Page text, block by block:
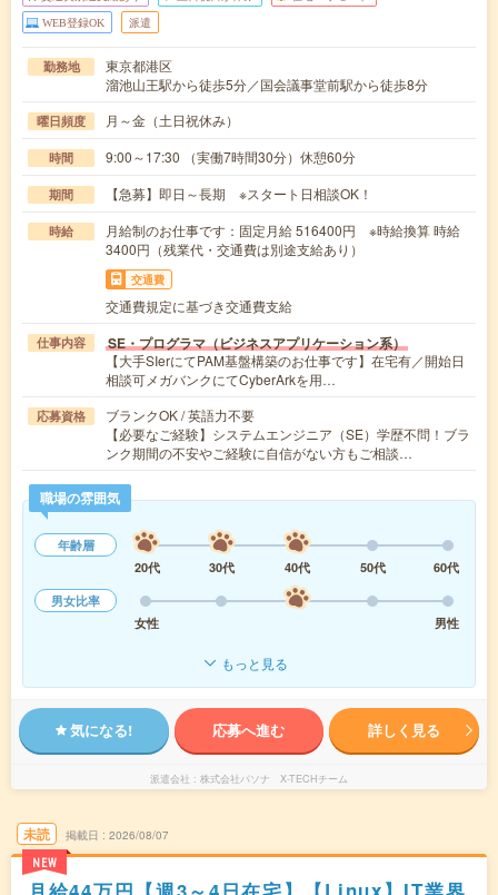
WEB登録OK 派遣
勤務地
東京都港区
溜池山王駅から徒歩5分／国会議事堂前駅から徒歩8分
曜日頻度 月～金（土日祝休み）
時間 9:00～17:30 （実働7時間30分）休憩60分
期間 【急募】即日～長期 ※スタート日相談OK！
時給
月給制のお仕事です：固定月給 516400円 ※時給換算 時給
3400円（残業代・交通費は別途支給あり）
交通費
交通費規定に基づき交通費支給
仕事内容 SE・プログラマ（ビジネスアプリケーション系）
【大手SIerにてPAM基盤構築のお仕事です】在宅有／開始日
相談可メガバンクにてCyberArkを用…
応募資格
ブランクOK / 英語力不要
【必要なご経験】システムエンジニア（SE）学歴不問！ブラ
ンク期間の不安やご経験に自信がない方もご相談…
職場の雰囲気
年齢層
20代
30代 40代 50代
60代
男女比率
女性
男性
もっと見る
気になる! 応募へ進む 詳しく見る
派遣会社 株式会社パソナ X-TECHチーム
未読
NEW
掲載日 2026/08/07